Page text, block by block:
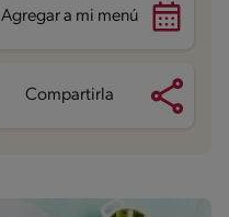
Agregar a mi menú
Compartirla